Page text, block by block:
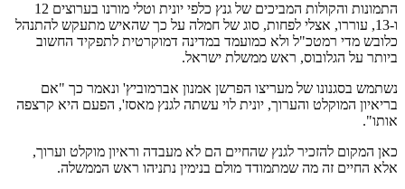
התמונות והקולות המביכים של גנץ כלפי יונית וטלי מורנו בערוצים 12
ו-13, עוררו, אצלי לפחות, סוג של חמלה על כך שהאיש מתעקש להתנהל
כלובש מדי רמטכ"ל ולא כמועמד במדינה דמוקרטית לתפקיד החשוב
ביותר על הגלובוס, ראש ממשלת ישראל.
נשתמש בסגנונו של מעריצו הפרשן אמנון אברמוביץ' ונאמר כך "אם
בריאיון המוקלט והערוך, יונית לוי עשתה לגנץ מאסז', הפעם היא קרצפה
אותו".
כאן המקום להזכיר לגנץ שהחיים הם לא מעבדה וראיון מוקלט וערוך,
אלא החיים זה מה שמתמודד מולם בנימין נתניהו ראש הממשלה.